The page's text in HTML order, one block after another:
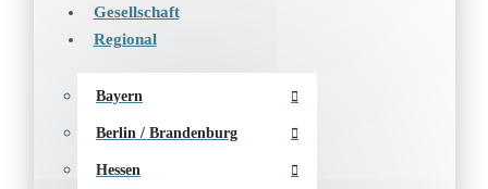
Gesellschaft
Regional
Bayern
Berlin / Brandenburg
Hessen